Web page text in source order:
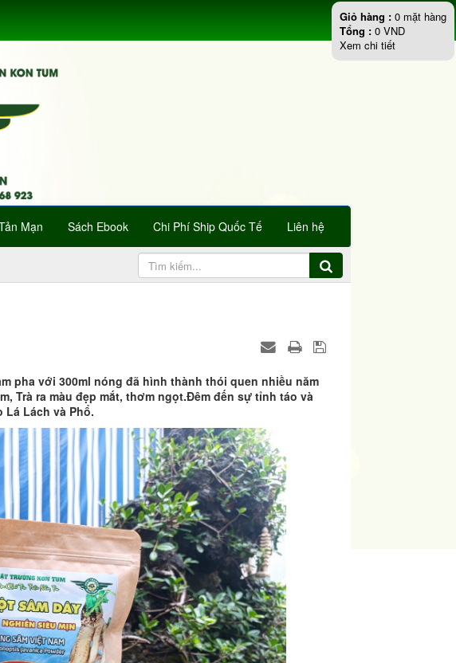
Mạn Sách Ebook Chi Phí Ship Quốc Tế Liên hệ
pha với 300ml nóng đã hình thành thói quen nhiều năm
Trà ra màu đẹp mắt, thơm ngọt.Đêm đến sự tỉnh táo và
Lách và Phổ.
Giỏ hàng : 0 mặt hàng
Tổng : 0 VND
Xem chi tiết